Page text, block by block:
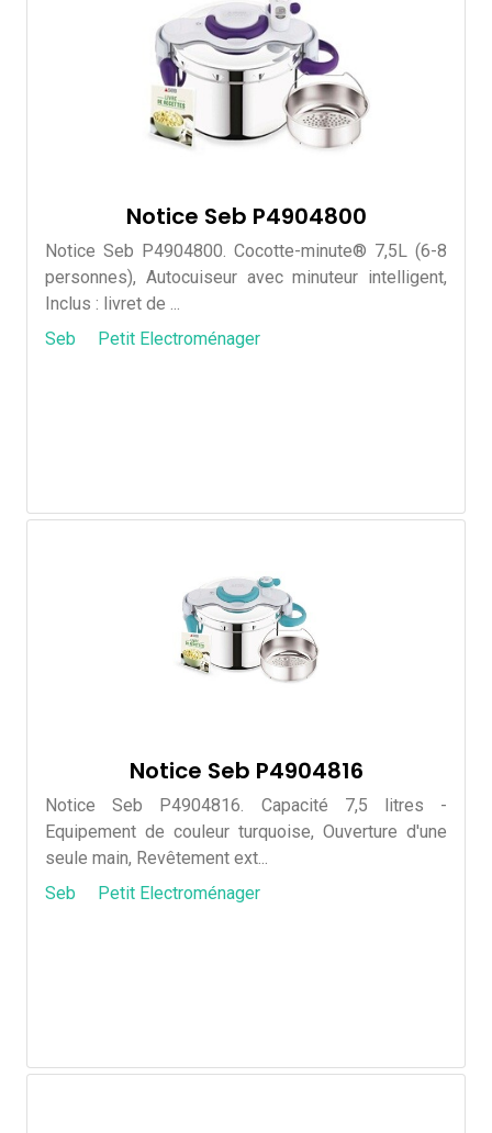
Notice Seb P4904800
Notice Seb P4904800. Cocotte-minute® 7,5L (6-8
personnes), Autocuiseur avec minuteur intelligent,
Inclus : livret de ...
Seb
Petit Electroménager
Notice Seb P4904816
Notice Seb P4904816. Capacité 7,5 litres -
Equipement de couleur turquoise, Ouverture d'une
seule main, Revêtement ext...
Seb
Petit Electroménager